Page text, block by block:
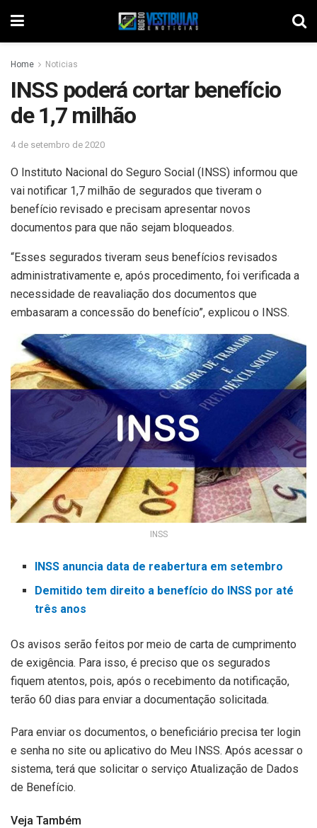
Home Noticias
INSS poderá cortar benefício
de 1,7 milhão
4 de setembro de 2020
O Instituto Nacional do Seguro Social (INSS) informou que
vai notificar 1,7 milhão de segurados que tiveram o
benefício revisado e precisam apresentar novos
documentos para que não sejam bloqueados.
“Esses segurados tiveram seus benefícios revisados
administrativamente e, após procedimento, foi verificada a
necessidade de reavaliação dos documentos que
embasaram a concessão do benefício”, explicou o INSS.
INSS
INSS anuncia data de reabertura em setembro
Demitido tem direito a benefício do INSS por até
três anos
Os avisos serão feitos por meio de carta de cumprimento
de exigência. Para isso, é preciso que os segurados
fiquem atentos, pois, após o recebimento da notificação,
terão 60 dias para enviar a documentação solicitada.
Para enviar os documentos, o beneficiário precisa ter login
e senha no site ou aplicativo do Meu INSS. Após acessar o
sistema, terá que solicitar o serviço Atualização de Dados
de Benefício.
Veja Também